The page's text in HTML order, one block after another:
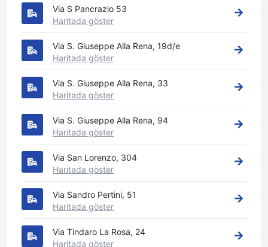
Via S Pancrazio 53
Haritada göster
Via S. Giuseppe Alla Rena, 19d/e
Haritada göster
Via S. Giuseppe Alla Rena, 33
Haritada göster
Via S. Giuseppe Alla Rena, 94
Haritada göster
Via San Lorenzo, 304
Haritada göster
Via Sandro Pertini, 51
Haritada göster
Via Tindaro La Rosa, 24
Haritada göster